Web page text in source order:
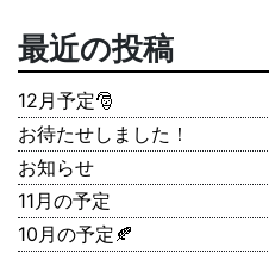
最近の投稿
12月予定🎅
お待たせしました！
お知らせ
11月の予定
10月の予定🍂